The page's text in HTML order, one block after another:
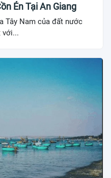
Én Tại An Giang
Tây Nam của đất nước
với...